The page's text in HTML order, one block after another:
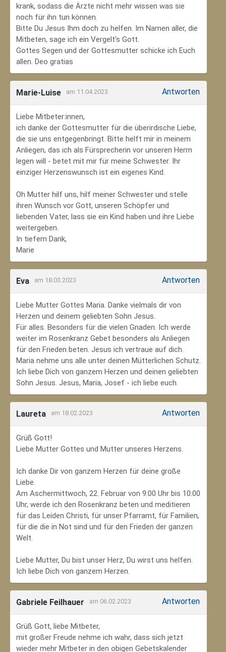
krank, sodass die Ärzte nicht mehr wissen was sie
noch für ihn tun können.
Bitte Du Jesus Ihm doch zu helfen. Im Namen aller, die
Mitbeten, sage ich ein Vergelt's Gott.
Gottes Segen und der Gottesmutter schicke ich Euch
allen. Deo gratias
Marie-Luise am 11.04.2023 Antworten
Liebe Mitbeter:innen,
ich danke der Gottesmutter für die überirdische Liebe,
die sie uns entgegenbringt. Bitte helft mir in meinem
Anliegen, das ich als Fürsprecherin vor unseren Herrn
legen will - betet mit mir für meine Schwester. Ihr
einziger Herzenswunsch ist ein eigenes Kind.
Oh Mutter hilf uns, hilf meiner Schwester und stelle
ihren Wunsch vor Gott, unseren Schöpfer und
liebenden Vater, lass sie ein Kind haben und ihre Liebe
weitergeben.
In tiefem Dank,
Marie
Eva am 18.03.2023 Antworten
Liebe Mutter Gottes Maria. Danke vielmals dir von
Herzen und deinem geliebten Sohn Jesus.
Für alles. Besonders für die vielen Gnaden. Ich werde
weiter im Rosenkranz Gebet besonders als Anliegen
für den Frieden beten. Jesus ich vertraue auf dich.
Maria nehme uns alle unter deinen Mütterlichen Schutz.
Ich liebe Dich von ganzem Herzen und deinen geliebten
Sohn Jesus. Jesus, Maria, Josef - ich liebe euch.
Laureta am 18.02.2023 Antworten
Grüß Gott!
Liebe Mutter Gottes und Mutter unseres Herzens.
Ich danke Dir von ganzem Herzen für deine große
Liebe.
Am Aschermittwoch, 22. Februar von 9:00 Uhr bis 10:00
Uhr, werde ich den Rosenkranz beten und meditieren
für das Leiden Christi, für unser Pfarramt, für Familien,
für die die in Not sind und für den Frieden der ganzen
Welt.
Liebe Mutter, Du bist unser Herz, Du wirst uns helfen.
Ich liebe Dich von ganzem Herzen.
Gabriele Feilhauer am 06.02.2023 Antworten
Grüß Gott, liebe Mitbeter,
mit großer Freude nehme ich wahr, dass sich jetzt
wieder mehr Mitbeter in den obigen Gebetskalender